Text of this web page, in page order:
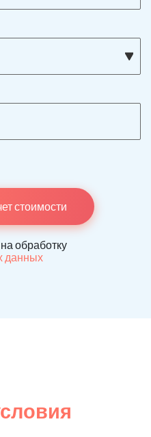
стоимости
обработку
данных